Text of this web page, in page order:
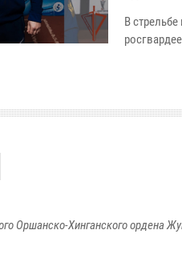
В
Оршанско-Хинганского ордена